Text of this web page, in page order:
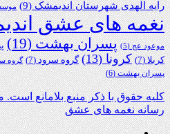
رایه الهدی شهرستان اندیمشک(9)
نغمه های عشق
موعود عج(5) پسران بهشت(19)
کربلا(7) کرونا(13) گروه سرود(7) گروه
پسران بهشت(6)
کلیه حقوق با ذکر منبع بلامانع است.
رسانه نغمه های عشق